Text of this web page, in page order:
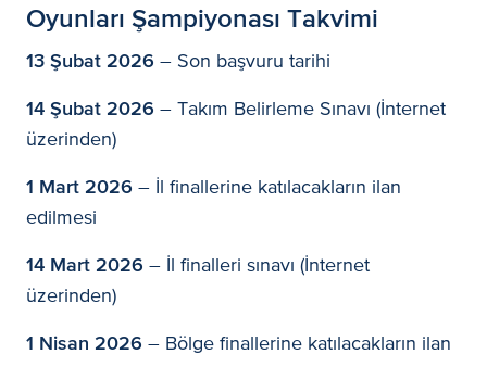
Oyunları Şampiyonası Takvimi
13 Şubat 2026 – Son başvuru tarihi
14 Şubat 2026 – Takım Belirleme Sınavı (İnternet
üzerinden)
1 Mart 2026 – İl finallerine katılacakların ilan
edilmesi
14 Mart 2026 – İl finalleri sınavı (İnternet
üzerinden)
1 Nisan 2026 – Bölge finallerine katılacakların ilan